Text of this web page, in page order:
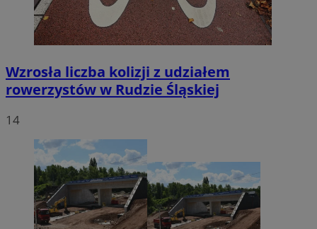
Wzrosła liczba kolizji z udziałem
rowerzystów w Rudzie Śląskiej
14